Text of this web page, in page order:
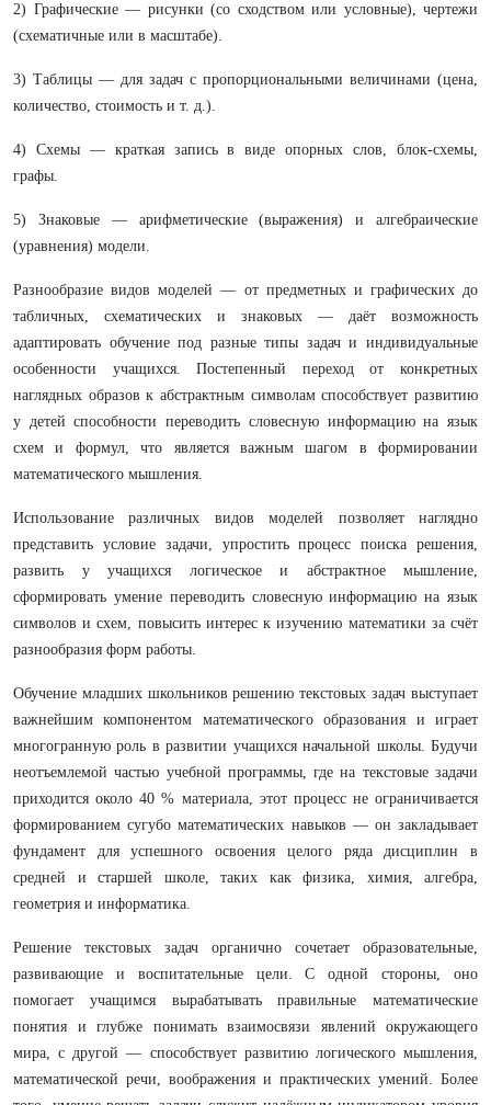
2) Графические — рисунки (со сходством или условные), чертежи
(схематичные или в масштабе).
3) Таблицы — для задач с пропорциональными величинами (цена,
количество, стоимость и т. д.).
4) Схемы — краткая запись в виде опорных слов, блок-схемы,
графы.
5) Знаковые — арифметические (выражения) и алгебраические
(уравнения) модели.
Разнообразие видов моделей — от предметных и графических до
табличных, схематических и знаковых — даёт возможность
адаптировать обучение под разные типы задач и индивидуальные
особенности учащихся. Постепенный переход от конкретных
наглядных образов к абстрактным символам способствует развитию
у детей способности переводить словесную информацию на язык
схем и формул, что является важным шагом в формировании
математического мышления.
Использование различных видов моделей позволяет наглядно
представить условие задачи, упростить процесс поиска решения,
развить у учащихся логическое и абстрактное мышление,
сформировать умение переводить словесную информацию на язык
символов и схем, повысить интерес к изучению математики за счёт
разнообразия форм работы.
Обучение младших школьников решению текстовых задач выступает
важнейшим компонентом математического образования и играет
многогранную роль в развитии учащихся начальной школы. Будучи
неотъемлемой частью учебной программы, где на текстовые задачи
приходится около 40 % материала, этот процесс не ограничивается
формированием сугубо математических навыков — он закладывает
фундамент для успешного освоения целого ряда дисциплин в
средней и старшей школе, таких как физика, химия, алгебра,
геометрия и информатика.
Решение текстовых задач органично сочетает образовательные,
развивающие и воспитательные цели. С одной стороны, оно
помогает учащимся вырабатывать правильные математические
понятия и глубже понимать взаимосвязи явлений окружающего
мира, с другой — способствует развитию логического мышления,
математической речи, воображения и практических умений. Более